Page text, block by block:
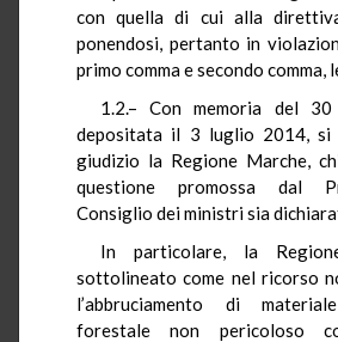
con quella di cui alla
ponendosi, pertanto in
primo comma e secondo comma,
1.2.– Con memoria del
depositata il 3 luglio 2014,
giudizio la Regione Marche,
questione promossa dal
Consiglio dei ministri sia
In particolare, la
sottolineato come nel ricorso
l’abbruciamento di
forestale non pericoloso